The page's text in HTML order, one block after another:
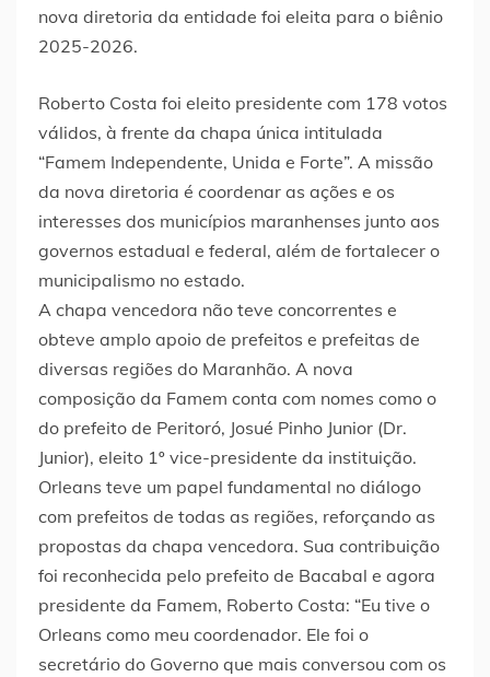
nova diretoria da entidade foi eleita para o biênio
2025-2026.
Roberto Costa foi eleito presidente com 178 votos
válidos, à frente da chapa única intitulada
“Famem Independente, Unida e Forte”. A missão
da nova diretoria é coordenar as ações e os
interesses dos municípios maranhenses junto aos
governos estadual e federal, além de fortalecer o
municipalismo no estado.
A chapa vencedora não teve concorrentes e
obteve amplo apoio de prefeitos e prefeitas de
diversas regiões do Maranhão. A nova
composição da Famem conta com nomes como o
do prefeito de Peritoró, Josué Pinho Junior (Dr.
Junior), eleito 1º vice-presidente da instituição.
Orleans teve um papel fundamental no diálogo
com prefeitos de todas as regiões, reforçando as
propostas da chapa vencedora. Sua contribuição
foi reconhecida pelo prefeito de Bacabal e agora
presidente da Famem, Roberto Costa: “Eu tive o
Orleans como meu coordenador. Ele foi o
secretário do Governo que mais conversou com os